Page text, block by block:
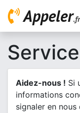
Appeler.fr
Aidez-nous ! Si
informations
signaler en